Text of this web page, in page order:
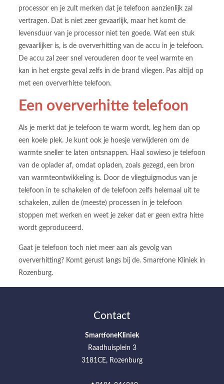
processor en je zult merken dat je telefoon aanzienlijk zal
vertragen. Dat is niet zeer gevaarlijk, maar het komt de
levensduur van je processor niet ten goede. Wat een stuk
gevaarlijker is, is de oververhitting van de accu in je telefoon.
De accu zal zeer snel verouderen door te veel warmte en
kan in het ergste geval zelfs in de brand vliegen. Pas altijd op
met een oververhitte telefoon.
Een oververhitte telefoon
Als je merkt dat je telefoon te warm wordt, leg hem dan op
een koele plek. Je kunt ook je hoesje verwijderen om de
warmte sneller te laten ontsnappen. Haal sowieso je telefoon
van de oplader af, omdat opladen, zoals gezegd, een bron
van warmteontwikkeling is. Door de vliegtuigmodus van je
telefoon in te schakelen of de telefoon zelfs helemaal uit te
schakelen, zullen de (meeste) processen in je telefoon
stoppen met werken en weet je zeker dat er geen extra hitte
wordt geproduceerd.
Gaat je telefoon toch niet meer aan als gevolg van
oververhitting? Komt gerust langs bij de. Smartfone Kliniek in
Rozenburg.
Contact
SmartfoneKliniek
Raadhuisplein 3
3181CE, Rozenburg